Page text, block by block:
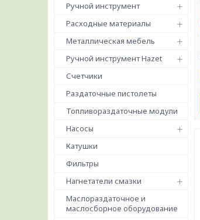
Ручной инструмент
Расходные материалы
Металлическая мебель
Ручной инструмент Hazet
Счетчики
Раздаточные пистолеты
Топливораздаточные модули
Насосы
Катушки
Фильтры
Нагнетатели смазки
Маслораздаточное и
маслосборное оборудование